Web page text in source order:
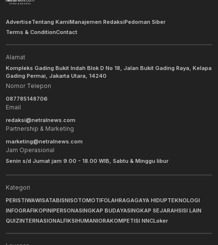
AdvertiseTentang KamiManajemen RedaksiPedoman Siber
Terms & ConditionContact
Alamat
Kompleks Gading Bukit Indah Blok D No 18, Jalan Bukit Gading Raya, Kelapa
Gading Permai, Jakarta Utara, 14240
Nomor Telepon
087785148706
Email
redaksi@netralnews.com
Partnership & Marketing
marketing@netralnews.com
Jam Operasional
Senin s/d Jumat jam 9.00 - 18.00 WIB, Sabtu & Minggu libur
Kategori
PERISTIWAWISATABISNISOTOMOTIFOLAHRAGAGAYA HIDUPTEKNOLOGI
INFOGRAFIKOPINIPERSONASINGKAP BUDAYASINGKAP SEJARAHSISI LAIN
QUIZINTERNASIONALFIKSIHUMANIORAKOMPETISI NNCLoker